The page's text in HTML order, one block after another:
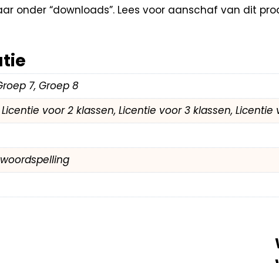
onder “downloads”. Lees voor aanschaf van dit
7, Groep 8
Licentie voor 2 klassen, Licentie voor 3 klassen,